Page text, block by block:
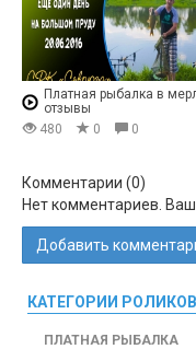
Платная рыбалка в
отзывы
480
0 0
Комментарии (0)
Нет комментариев.
Добавить
КАТЕГОРИИ РОЛИКОВ
ПЛАТНАЯ РЫБАЛКА